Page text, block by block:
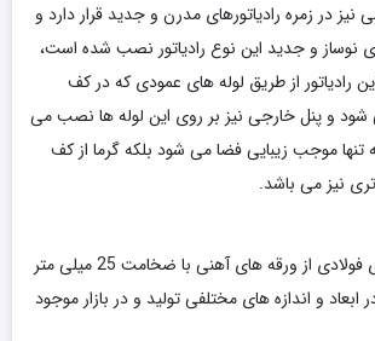
نیز در زمره رادیاتورهای مدرن و جدید قرار دارد و
نوساز و جدید این نوع رادیاتور نصب شده است،
رادیاتور از طریق لوله های عمودی که در کف
و پنل خارجی نیز بر روی این لوله ها نصب می
تنها موجب زیبایی فضا می شود بلکه گرما از کف
نیز می باشد.
در ساخت رادیاتورهای فولادی از ورقه های آهنی با ضخامت 25 میلی متر
و اندازه های مختلفی تولید و در بازار موجود